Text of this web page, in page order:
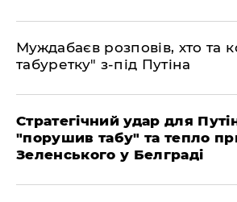
Муждабаєв розповів, хто та
табуретку" з-під Путіна
Стратегічний удар для
"порушив табу" та тепло
Зеленського у Белграді